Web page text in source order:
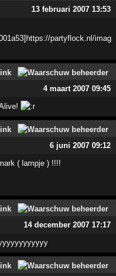
13 februari 2007 13:53
4 maart 2007 09:45
6 juni 2007 09:12
( lampje ) !!!!
14 december 2007 17:17